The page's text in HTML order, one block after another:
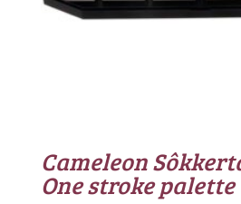
Cameleon
One stroke palette